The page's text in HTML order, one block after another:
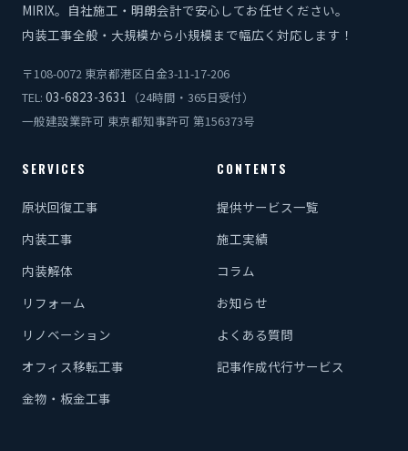
MIRIX。自社施工・明朗会計で安心してお任せください。
内装工事全般・大規模から小規模まで幅広く対応します！
〒108-0072 東京都港区白金3-11-17-206
TEL: 03-6823-3631 （24時間・365日受付）
一般建設業許可 東京都知事許可 第156373号
SERVICES
原状回復工事
内装工事
内装解体
リフォーム
リノベーション
オフィス移転工事
金物・板金工事
CONTENTS
提供サービス一覧
施工実績
コラム
お知らせ
よくある質問
記事作成代行サービス